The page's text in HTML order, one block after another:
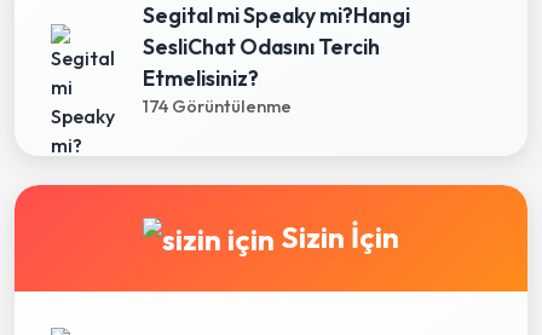
Segital mi Speaky mi?Hangi
SesliChat Odasını Tercih
Etmelisiniz?
174 Görüntülenme
Sizin İçin